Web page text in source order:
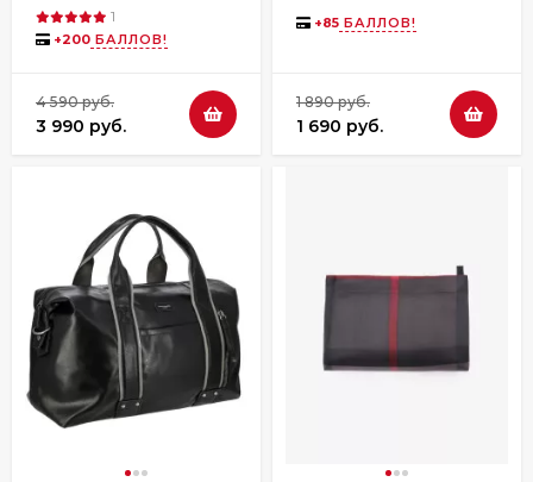
1
+200 БАЛЛОВ!
4 590 руб.
3 990 руб.
+85 БАЛЛОВ!
1 890 руб.
1 690 руб.